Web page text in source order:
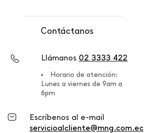
Contáctanos
Llámanos 02 3333 422
Horario de atención:
Lunes a viernes de 9am a
6pm
Escríbenos al e-mail
servicioalcliente@mng.com.ec